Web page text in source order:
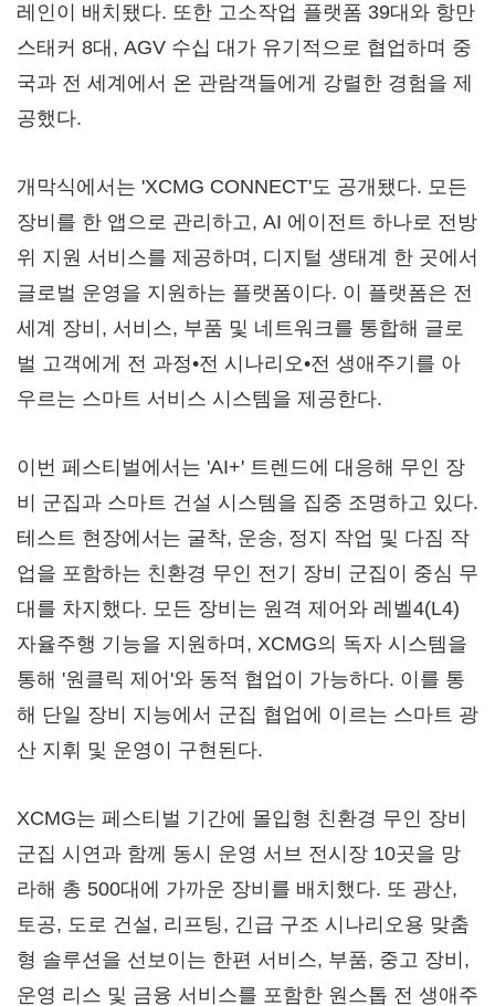
레인이 배치됐다. 또한 고소작업 플랫폼 39대와 항만
스태커 8대, AGV 수십 대가 유기적으로 협업하며 중
국과 전 세계에서 온 관람객들에게 강렬한 경험을 제
공했다.
개막식에서는 'XCMG CONNECT'도 공개됐다. 모든
장비를 한 앱으로 관리하고, AI 에이전트 하나로 전방
위 지원 서비스를 제공하며, 디지털 생태계 한 곳에서
글로벌 운영을 지원하는 플랫폼이다. 이 플랫폼은 전
세계 장비, 서비스, 부품 및 네트워크를 통합해 글로
벌 고객에게 전 과정•전 시나리오•전 생애주기를 아
우르는 스마트 서비스 시스템을 제공한다.
이번 페스티벌에서는 'AI+' 트렌드에 대응해 무인 장
비 군집과 스마트 건설 시스템을 집중 조명하고 있다.
테스트 현장에서는 굴착, 운송, 정지 작업 및 다짐 작
업을 포함하는 친환경 무인 전기 장비 군집이 중심 무
대를 차지했다. 모든 장비는 원격 제어와 레벨4(L4)
자율주행 기능을 지원하며, XCMG의 독자 시스템을
통해 '원클릭 제어'와 동적 협업이 가능하다. 이를 통
해 단일 장비 지능에서 군집 협업에 이르는 스마트 광
산 지휘 및 운영이 구현된다.
XCMG는 페스티벌 기간에 몰입형 친환경 무인 장비
군집 시연과 함께 동시 운영 서브 전시장 10곳을 망
라해 총 500대에 가까운 장비를 배치했다. 또 광산,
토공, 도로 건설, 리프팅, 긴급 구조 시나리오용 맞춤
형 솔루션을 선보이는 한편 서비스, 부품, 중고 장비,
운영 리스 및 금융 서비스를 포함한 원스톱 전 생애주